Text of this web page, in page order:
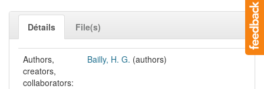
Détails File(s)
Authors,
creators,
collaborators:
Bailly, H. G. (authors)